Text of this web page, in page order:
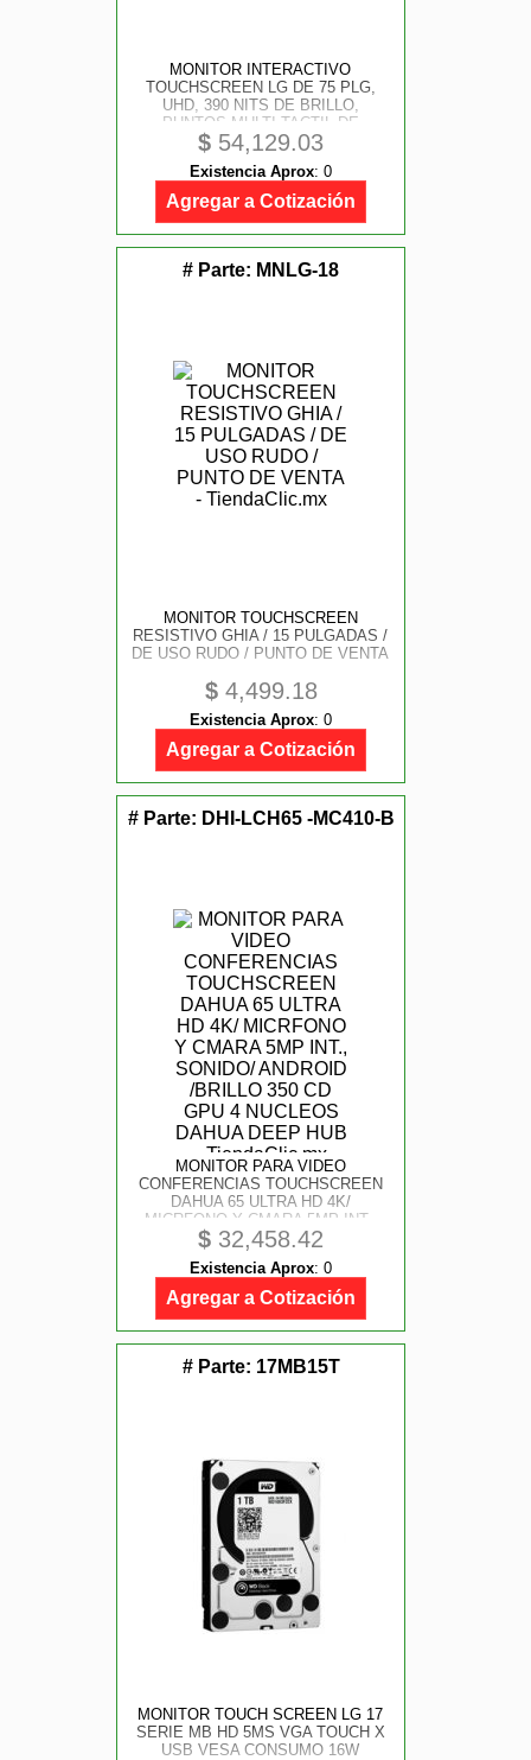
MONITOR INTERACTIVO
TOUCHSCREEN LG DE 75 PLG,
UHD, 390 NITS DE BRILLO,
PUNTOS MULTI-TACTIL DE
ESCRITURA 40; HDMI (3),
ENTRADA RGB/ AUDIO, ENTRADA
RS232C, RJ45, USB 2.0, SISTEMA
ANDROID
$ 54,129.03
Existencia Aprox: 0
Agregar a Cotización
# Parte: MNLG-18
MONITOR TOUCHSCREEN
RESISTIVO GHIA / 15 PULGADAS /
DE USO RUDO / PUNTO DE VENTA
$4,499.18
Existencia Aprox: 0
Agregar a Cotización
# Parte: DHI-LCH65 -MC410-B
MONITOR PARA VIDEO
CONFERENCIAS TOUCHSCREEN
DAHUA 65 ULTRA HD 4K/
MICRFONO Y CMARA 5MP INT.,
SONIDO/ ANDROID / BRILLO 350
CD GPU 4 NUCLEOS DAHUA DEEP
HUB
$ 32,458.42
Existencia Aprox: 0
Agregar a Cotización
# Parte: 17MB15T
MONITOR TOUCH SCREEN LG 17
SERIE MB HD 5MS VGA TOUCH X
USB VESA CONSUMO 16W